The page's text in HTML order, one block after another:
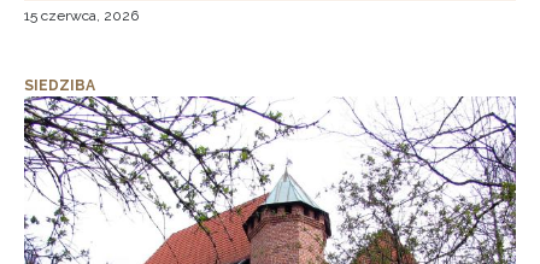
15 czerwca, 2026
SIEDZIBA